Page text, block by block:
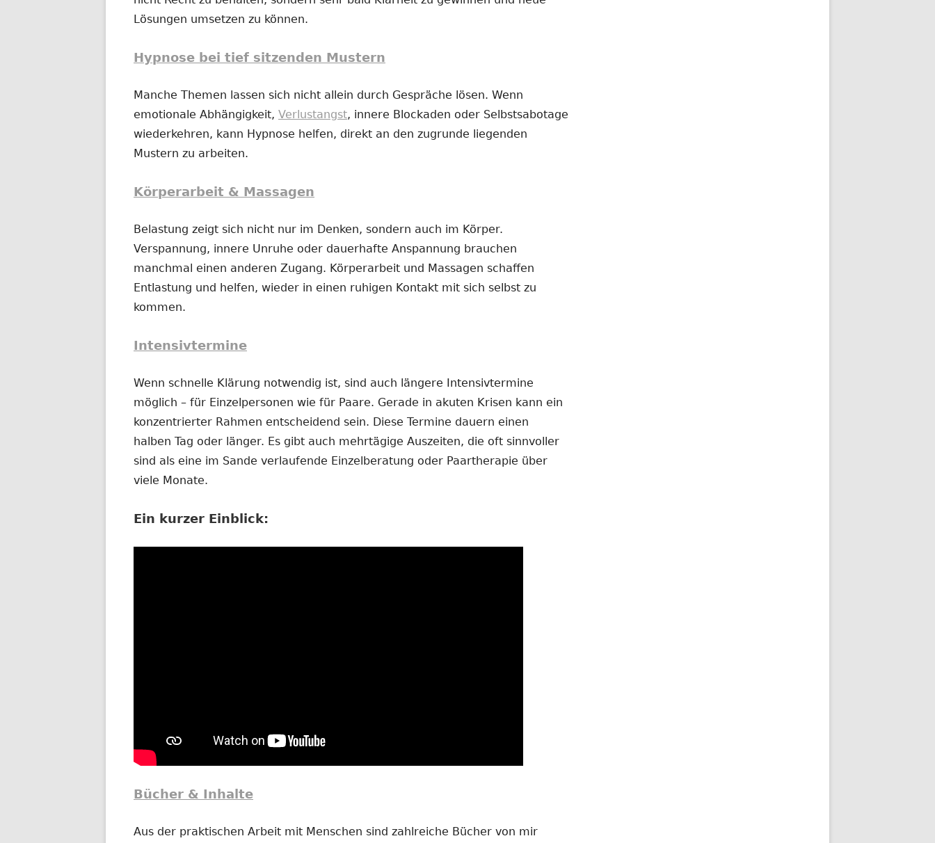
Lösungen umsetzen zu können.
Hypnose bei tief sitzenden Mustern
Manche Themen lassen sich nicht allein durch Gespräche lösen. Wenn
emotionale Abhängigkeit, Verlustangst, innere Blockaden oder Selbstsabotage
wiederkehren, kann Hypnose helfen, direkt an den zugrunde liegenden
Mustern zu arbeiten.
Körperarbeit & Massagen
Belastung zeigt sich nicht nur im Denken, sondern auch im Körper.
Verspannung, innere Unruhe oder dauerhafte Anspannung brauchen
manchmal einen anderen Zugang. Körperarbeit und Massagen schaffen
Entlastung und helfen, wieder in einen ruhigen Kontakt mit sich selbst zu
kommen.
Intensivtermine
Wenn schnelle Klärung notwendig ist, sind auch längere Intensivtermine
möglich – für Einzelpersonen wie für Paare. Gerade in akuten Krisen kann ein
konzentrierter Rahmen entscheidend sein. Diese Termine dauern einen
halben Tag oder länger. Es gibt auch mehrtägige Auszeiten, die oft sinnvoller
sind als eine im Sande verlaufende Einzelberatung oder Paartherapie über
viele Monate.
Ein kurzer Einblick:
Bücher & Inhalte
Aus der praktischen Arbeit mit Menschen sind zahlreiche Bücher von mir